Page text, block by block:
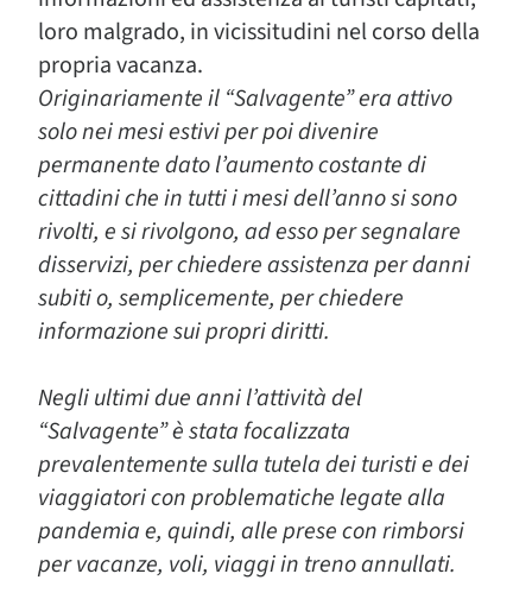
loro malgrado, in vicissitudini nel corso della
propria vacanza.
Originariamente il “Salvagente” era attivo
solo nei mesi estivi per poi divenire
permanente dato l’aumento costante di
cittadini che in tutti i mesi dell’anno si sono
rivolti, e si rivolgono, ad esso per segnalare
disservizi, per chiedere assistenza per danni
subiti o, semplicemente, per chiedere
informazione sui propri diritti.
Negli ultimi due anni l’attività del
“Salvagente” è stata focalizzata
prevalentemente sulla tutela dei turisti e dei
viaggiatori con problematiche legate alla
pandemia e, quindi, alle prese con rimborsi
per vacanze, voli, viaggi in treno annullati.